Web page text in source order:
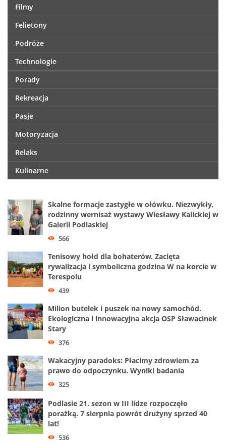
Filmy
Felietony
Podróże
Technologie
Porady
Rekreacja
Pasje
Motoryzacja
Relaks
Kulinarne
Skalne formacje zastygłe w ołówku. Niezwykły,
rodzinny wernisaż wystawy Wiesławy Kalickiej w
Galerii Podlaskiej
566
Tenisowy hołd dla bohaterów. Zacięta
rywalizacja i symboliczna godzina W na korcie w
Terespolu
439
Milion butelek i puszek na nowy samochód.
Ekologiczna i innowacyjna akcja OSP Sławacinek
Stary
376
Wakacyjny paradoks: Płacimy zdrowiem za
prawo do odpoczynku. Wyniki badania
325
Podlasie 21. sezon w III lidze rozpoczęło
porażką. 7 sierpnia powrót drużyny sprzed 40
lat!
536